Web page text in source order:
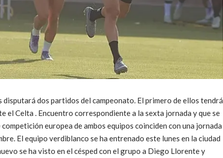
disputará dos partidos del campeonato. El primero de ellos tendrá
el Celta . Encuentro correspondiente a la sexta jornada y que se
europea de ambos equipos coinciden con una jornada
El equipo verdiblanco se ha entrenado este lunes en la ciudad
se ha visto en el césped con el grupo a Diego Llorente y